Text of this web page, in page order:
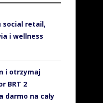
social retail,
i wellness
i otrzymaj
BRT 2
darmo na cały